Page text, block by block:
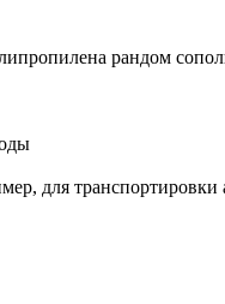
рандом
для транспортировки